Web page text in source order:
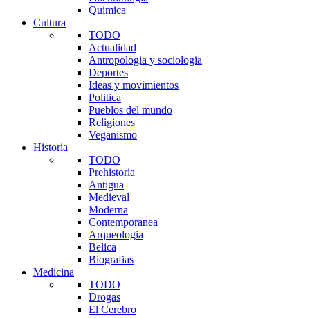
Quimica
Cultura
TODO
Actualidad
Antropologia y sociologia
Deportes
Ideas y movimientos
Politica
Pueblos del mundo
Religiones
Veganismo
Historia
TODO
Prehistoria
Antigua
Medieval
Moderna
Contemporanea
Arqueologia
Belica
Biografias
Medicina
TODO
Drogas
El Cerebro